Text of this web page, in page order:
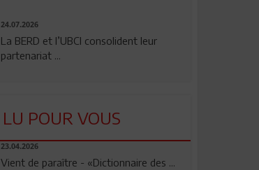
24.07.2026
La BERD et l’UBCI consolident leur
partenariat ...
LU POUR VOUS
23.04.2026
Vient de paraître - «Dictionnaire des ...